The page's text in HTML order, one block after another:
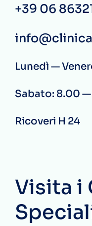
+39 06
Lunedì —
Sabato: 8.00 —
Ricoveri H 24
Visita i